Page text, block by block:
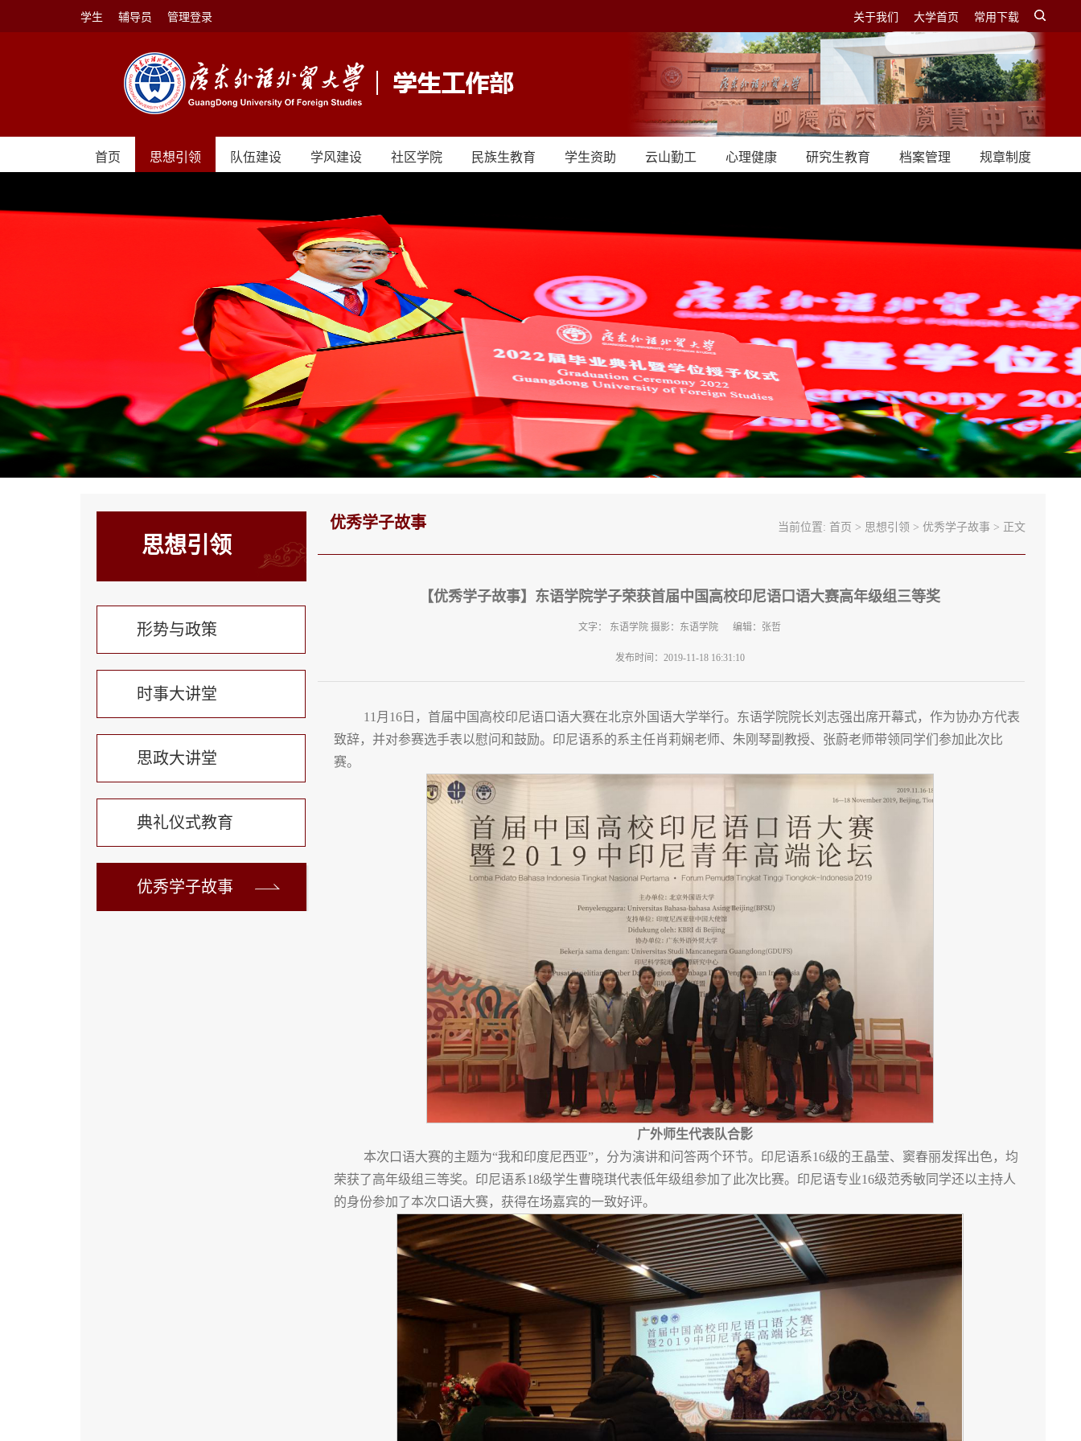
关于我们 大学首页 常用下载
学生 辅导员 管理登录
首页 思想引领 队伍建设 学风建设 社区学院 民族生教育 学生资助 云山勤工 心理健康 研究生教育 档案管理 规章制度
思想引领
形势与政策
时事大讲堂
思政大讲堂
典礼仪式教育
优秀学子故事
当前位置: 首页 > 思想引领 > 优秀学子故事 > 正文
优秀学子故事
【优秀学子故事】东语学院学子荣获首届中国高校印尼语口语大赛高年级组三等奖
文字： 东语学院 摄影：东语学院 编辑：张哲
发布时间：2019-11-18 16:31:10
11月16日，首届中国高校印尼语口语大赛在北京外国语大学举行。东语学院院长刘志强出席开幕式，作为协办方代表
致辞，并对参赛选手表以慰问和鼓励。印尼语系的系主任肖莉娴老师、朱刚琴副教授、张蔚老师带领同学们参加此次比
赛。
广外师生代表队合影
本次口语大赛的主题为“我和印度尼西亚”，分为演讲和问答两个环节。印尼语系16级的王晶莹、窦春丽发挥出色，均
荣获了高年级组三等奖。印尼语系18级学生曹晓琪代表低年级组参加了此次比赛。印尼语专业16级范秀敏同学还以主持人
的身份参加了本次口语大赛，获得在场嘉宾的一致好评。